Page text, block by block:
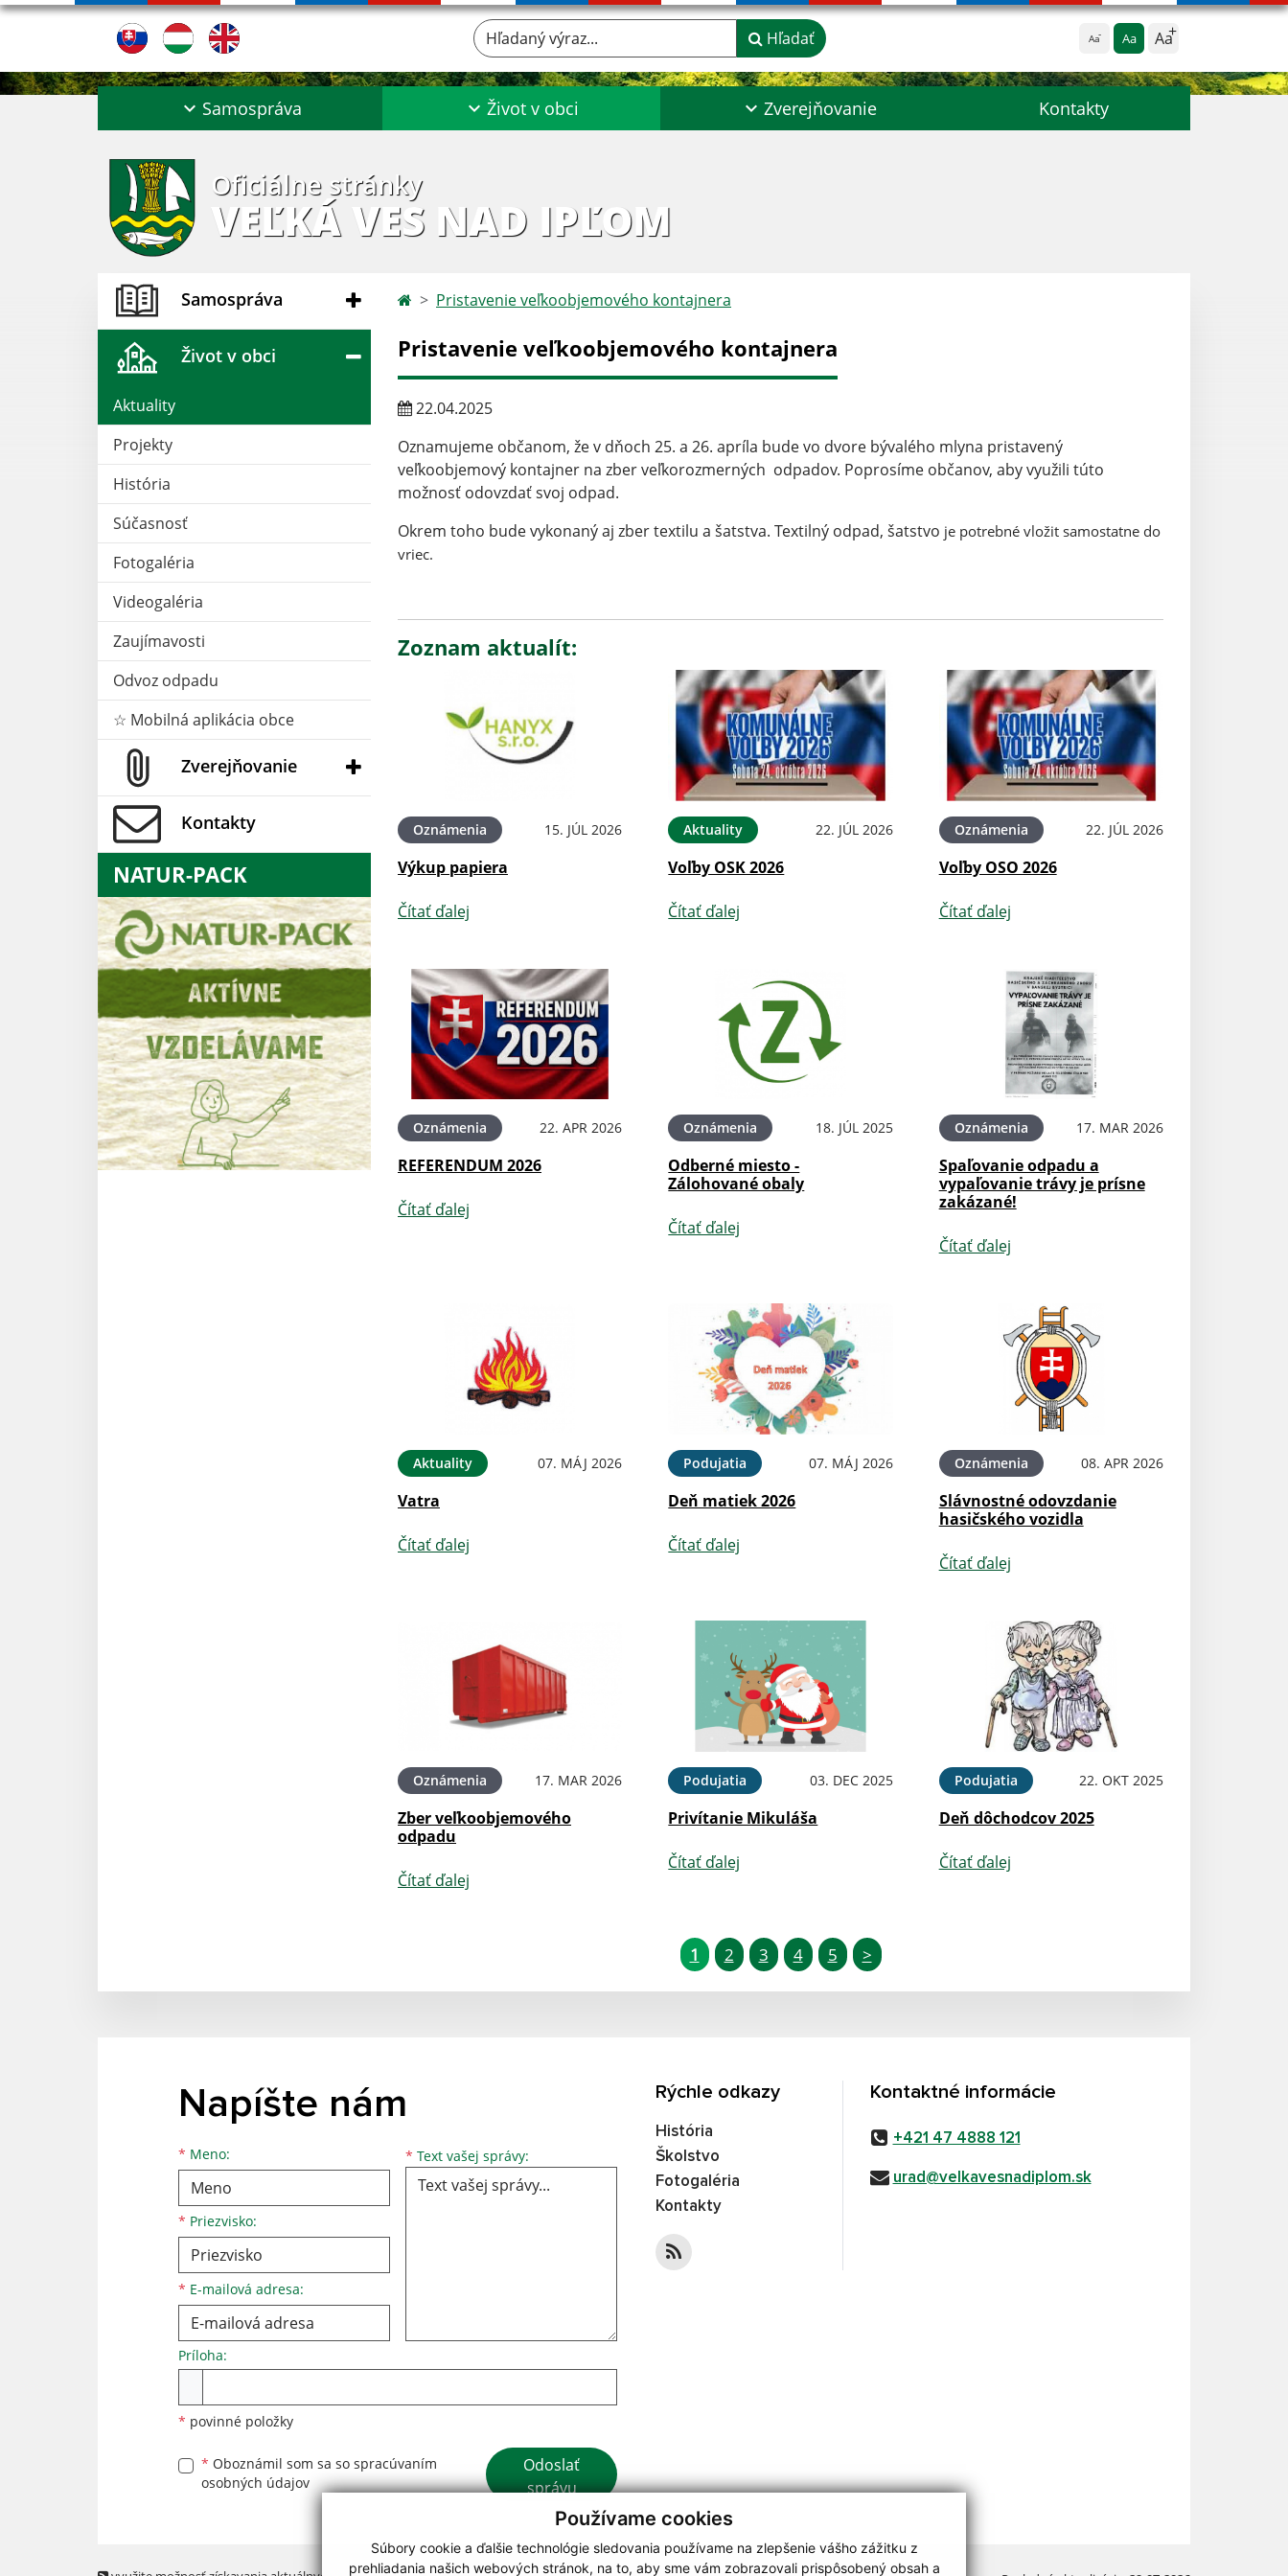
Používame cookies
Súbory cookie a ďalšie technológie sledovania používame na zlepšenie vášho zážitku z
prehliadania našich webových stránok, na to, aby sme vám zobrazovali prispôsobený obsah a
Aa Aa Aa
Hľadaný výraz... Hľadať
Samospráva Život v obci Zverejňovanie Kontakty
Oficiálne stránky
VEĽKÁ VES NAD IPĽOM
Samospráva
Život v obci
Aktuality
Projekty
História
Súčasnosť
Fotogaléria
Videogaléria
Zaujímavosti
Odvoz odpadu
☆ Mobilná aplikácia obce
Zverejňovanie
Kontakty
NATUR-PACK
Pristavenie veľkoobjemového kontajnera
Pristavenie veľkoobjemového kontajnera
22.04.2025
Oznamujeme občanom, že v dňoch 25. a 26. apríla bude vo dvore bývalého mlyna pristavený
veľkoobjemový kontajner na zber veľkorozmerných odpadov. Poprosíme občanov, aby využili túto
možnosť odovzdať svoj odpad.
Okrem toho bude vykonaný aj zber textilu a šatstva. Textilný odpad, šatstvo je potrebné vložit samostatne do
vriec.
Zoznam aktualít:
Oznámenia 15. JÚL 2026
Výkup papiera
Čítať ďalej
Aktuality 22. JÚL 2026
Voľby OSK 2026
Čítať ďalej
Oznámenia 22. JÚL 2026
Voľby OSO 2026
Čítať ďalej
Oznámenia 22. APR 2026
REFERENDUM 2026
Čítať ďalej
Oznámenia 18. JÚL 2025
Odberné miesto -
Zálohované obaly
Čítať ďalej
Oznámenia 17. MAR 2026
Spaľovanie odpadu a
vypaľovanie trávy je prísne
zakázané!
Čítať ďalej
Aktuality 07. MÁJ 2026
Vatra
Čítať ďalej
Podujatia 07. MÁJ 2026
Deň matiek 2026
Čítať ďalej
Oznámenia 08. APR 2026
Slávnostné odovzdanie
hasičského vozidla
Čítať ďalej
Oznámenia 17. MAR 2026
Zber veľkoobjemového
odpadu
Čítať ďalej
Podujatia 03. DEC 2025
Privítanie Mikuláša
Čítať ďalej
Podujatia 22. OKT 2025
Deň dôchodcov 2025
Čítať ďalej
1 2 3 4 5 >
Napíšte nám
* Meno:
Meno
* Priezvisko:
Priezvisko
* E-mailová adresa:
E-mailová adresa * Text vašej správy: Text vašej správy...
Príloha:
* povinné položky
* Oboznámil som sa so spracúvaním
osobných údajov
Google reCaptcha Response
Odoslať
správu
Rýchle odkazy
História
Školstvo
Fotogaléria
Kontakty
Kontaktné informácie
+421 47 4888 121
urad@velkavesnadiplom.sk